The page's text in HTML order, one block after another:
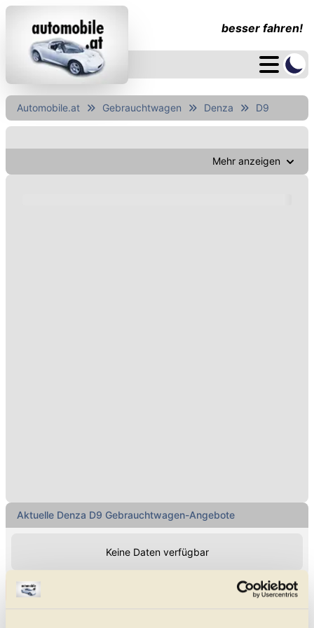
besser fahren!
Automobile.at Gebrauchtwagen Denza D9
Mehr anzeigen
Aktuelle Denza D9 Gebrauchtwagen-Angebote
Keine Daten verfügbar
Alle Denza D9 Gebrauchtwagen-Angebote